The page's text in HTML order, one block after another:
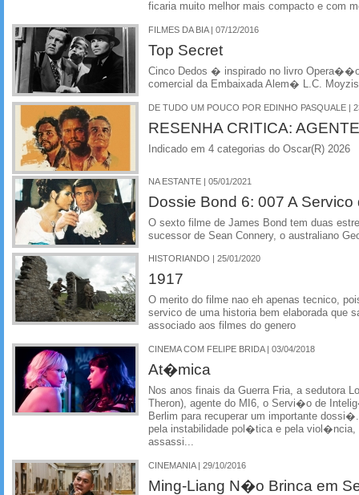
ficaria muito melhor mais compacto e com
FILMES DA BIA | 07/12/2016
Top Secret
Cinco Dedos � inspirado no livro
comercial da Embaixada Alem� L.C.
DE TUDO UM POUCO POR EDINHO PASQUALE |
RESENHA CRITICA:
Indicado em 4 categorias do Oscar(R) 2026
NA ESTANTE | 05/01/2021
Dossie Bond 6: 007 A
O sexto filme de James Bond tem duas
sucessor de Sean Connery, o australiano
HISTORIANDO | 25/01/2020
1917
O merito do filme nao eh apenas tecnico,
servico de uma historia bem elaborada que
associado aos filmes do genero
CINEMA COM FELIPE BRIDA | 03/04/2018
At�mica
Nos anos finais da Guerra Fria, a sedutora
Theron), agente do MI6, o Servi�o de
Berlim para recuperar um importante
pela instabilidade pol�tica e pela viol�ncia,
assassi...
CINEMANIA | 29/10/2016
Ming-Liang N�o Brinca em